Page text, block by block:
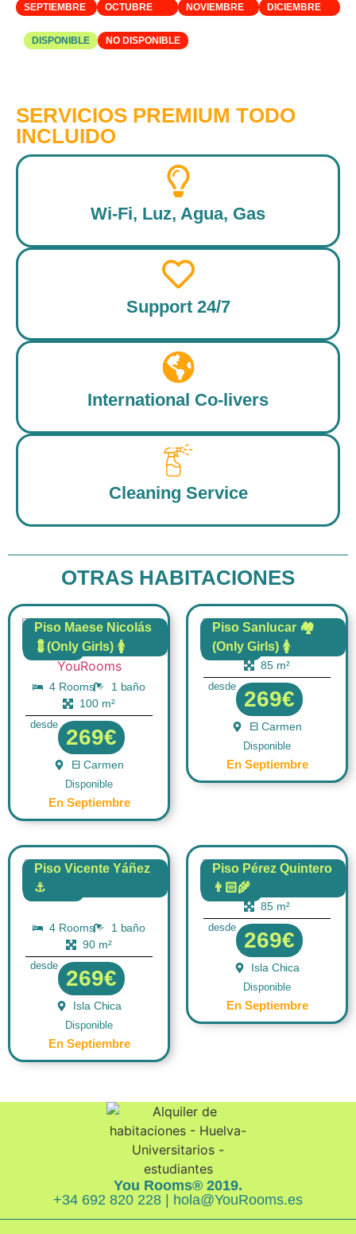
SEPTIEMBRE
OCTUBRE NOVIEMBRE DICIEMBRE
DISPONIBLE NO DISPONIBLE
SERVICIOS PREMIUM TODO
INCLUIDO
Wi-Fi, Luz, Agua, Gas
Support 24/7
International Co-livers
Cleaning Service
OTRAS HABITACIONES
Piso Maese Nicolás
💈(Only Girls) 🚺
FLAT
4 Rooms
1 baño
100 m²
desde
269€
El Carmen
Disponible
En Septiembre
Piso Sanlucar 🏘️
(Only Girls) 🚺
FLAT
4 Rooms
1 baño
85 m²
desde
269€
El Carmen
Disponible
En Septiembre
Piso Vicente Yáñez
⚓FLAT
4 Rooms
1 baño
90 m²
desde
269€
Isla Chica
Disponible
En Septiembre
Piso Pérez Quintero
👨🏻‍🌾
FLAT
4 Rooms
85 m²
desde
269€
Isla Chica
Disponible
En Septiembre
You Rooms® 2019.
+34 692 820 228 | hola@YouRooms.es